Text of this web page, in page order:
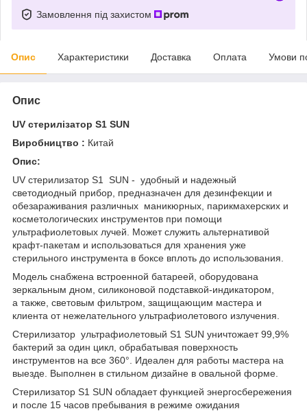
Замовлення під захистом
Опис Характеристики Доставка Оплата Умови
Опис
UV стерилізатор S1 SUN
Виробництво : Китай
Опис:
UV стерилизатор S1 SUN - удобный и надежный
светодиодный прибор, предназначен для дезинфекции и
обезараживания различных маникюрных, парикмахерских и
косметологических инструментов при помощи
ультрафиолетовых лучей. Может служить альтернативой
крафт-пакетам и использоваться для хранения уже
стерильного инструмента в боксе вплоть до использования.
Модель снабжена встроенной батареей, оборудована
зеркальным дном, силиконовой подставкой-индикатором,
а также, световым фильтром, защищающим мастера и
клиента от нежелательного ультрафиолетового излучения.
Стерилизатор ультрафиолетовый S1 SUN уничтожает 99,9%
бактерий за один цикл, обрабатывая поверхность
инструментов на все 360°. Идеален для работы мастера на
выезде. Выполнен в стильном дизайне в овальной форме.
Стерилизатор S1 SUN обладает функцией энергосбережения
и после 15 часов пребывания в режиме ожидания